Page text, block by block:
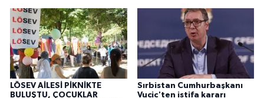
LÖSEV AİLESİ PİKNİKTE
BULUŞTU, ÇOCUKLAR
Sırbistan Cumhurbaşkanı
Vucic'ten istifa kararı